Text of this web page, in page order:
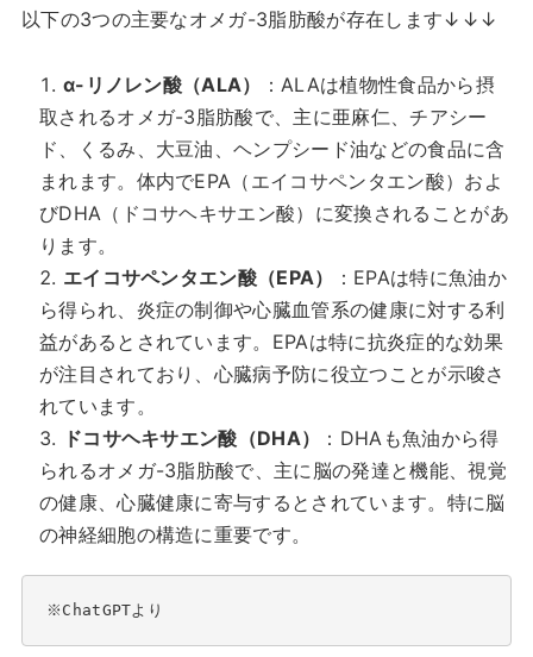
以下の3つの主要なオメガ-3脂肪酸が存在します↓↓↓
α-リノレン酸（ALA）
：ALAは植物性食品から摂
取されるオメガ-3脂肪酸で、主に亜麻仁、チアシー
ド、くるみ、大豆油、ヘンプシード油などの食品に含
まれます。体内でEPA（エイコサペンタエン酸）およ
びDHA（ドコサヘキサエン酸）に変換されることがあ
ります。
エイコサペンタエン酸（EPA）
：EPAは特に魚油か
ら得られ、炎症の制御や心臓血管系の健康に対する利
益があるとされています。EPAは特に抗炎症的な効果
が注目されており、心臓病予防に役立つことが示唆さ
れています。
ドコサヘキサエン酸（DHA）
：DHAも魚油から得
られるオメガ-3脂肪酸で、主に脳の発達と機能、視覚
の健康、心臓健康に寄与するとされています。特に脳
の神経細胞の構造に重要です。
※ChatGPTより